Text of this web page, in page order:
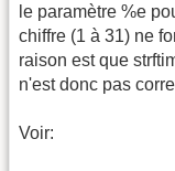
le paramètre %e
chiffre (1 à 31) ne
raison est que
n'est donc pas
Voir: